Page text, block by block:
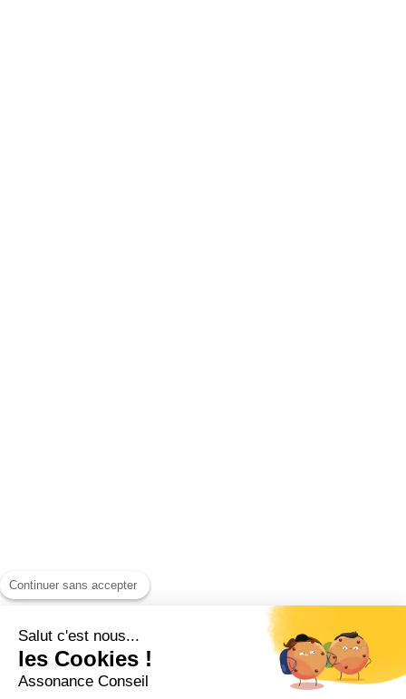
Continuer sans accepter
Salut c'est nous...
les Cookies !
Assonance Conseil